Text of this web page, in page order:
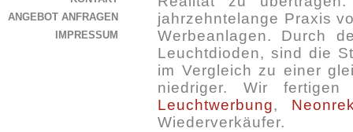
ANGEBOT ANFRAGEN
IMPRESSUM
jahrzehntelange Praxis
Werbeanlagen. Durch
Leuchtdioden, sind die
im Vergleich zu einer
niedriger. Wir
Leuchtwerbung,
Wiederverkäufer.